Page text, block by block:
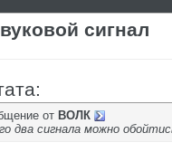
сигнал
от ВОЛК
два сигнала можно